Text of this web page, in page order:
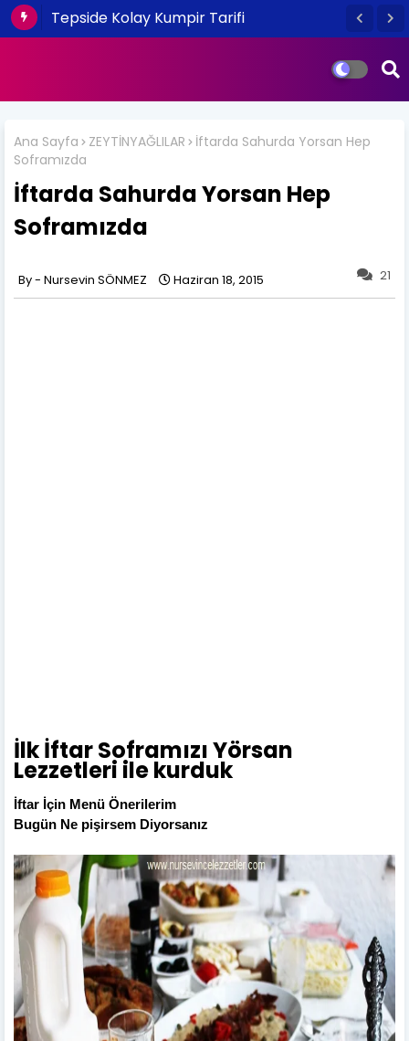
Tepside Kolay Kumpir Tarifi
Ana Sayfa ZEYTİNYAĞLILAR
İftarda Sahurda Yorsan Hep
Soframızda
İftarda Sahurda Yorsan Hep
Soframızda
21
Nursevin SÖNMEZ Haziran 18, 2015
İlk İftar Soframızı Yörsan
Lezzetleri ile kurduk
İftar İçin Menü Önerilerim
Bugün Ne pişirsem Diyorsanız